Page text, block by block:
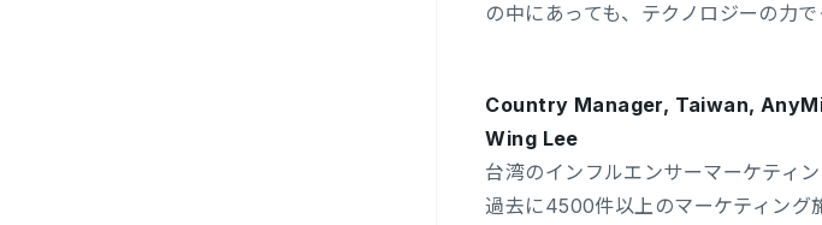
の中にあっても、テクノロジーの力
Country Manager, Taiwan,
Wing Lee
台湾のインフルエンサーマーケティ
過去に4500件以上のマーケティン